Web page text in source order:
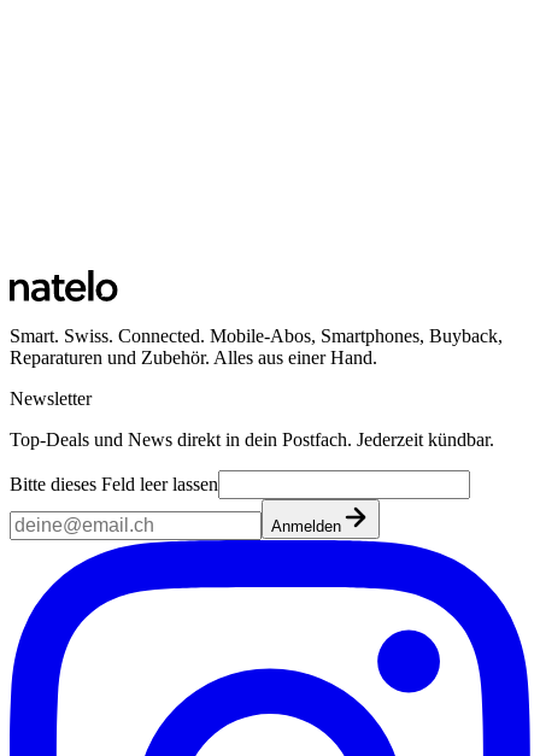
Smart. Swiss. Connected. Mobile-Abos, Smartphones, Buyback,
Reparaturen und Zubehör. Alles aus einer Hand.
Newsletter
Top-Deals und News direkt in dein Postfach. Jederzeit kündbar.
Bitte dieses Feld leer lassen
Anmelden